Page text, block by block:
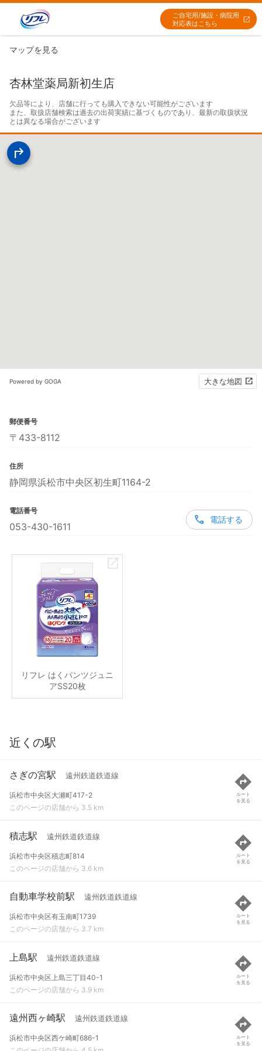
ご自宅用/施設・病院用
対応表はこちら
マップを見る
杏林堂薬局新初生店
欠品等により、店舗に行っても購入できない可能性がございます
また、取扱店舗検索は過去の出荷実績に基づくものであり、最新の取扱状況
とは異なる場合がございます
Powered by GOGA 大きな地図
郵便番号
〒433-8112
住所
静岡県浜松市中央区初生町1164-2
電話番号
053-430-1611
電話する
リフレ はくパンツジュニ
アSS20枚
近くの駅
さぎの宮駅 遠州鉄道鉄道線
浜松市中央区大瀬町417-2
このページの店舗から 3.5 km
ルート
を見る
積志駅 遠州鉄道鉄道線
浜松市中央区積志町814
このページの店舗から 3.6 km
ルート
を見る
自動車学校前駅 遠州鉄道鉄道線
浜松市中央区有玉南町1739
このページの店舗から 3.7 km
ルート
を見る
上島駅 遠州鉄道鉄道線
浜松市中央区上島三丁目40-1
このページの店舗から 3.9 km
ルート
を見る
遠州西ヶ崎駅 遠州鉄道鉄道線
浜松市中央区西ケ崎町686-1
ルート
を見る